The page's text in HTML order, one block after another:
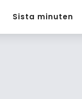
Sista minuten